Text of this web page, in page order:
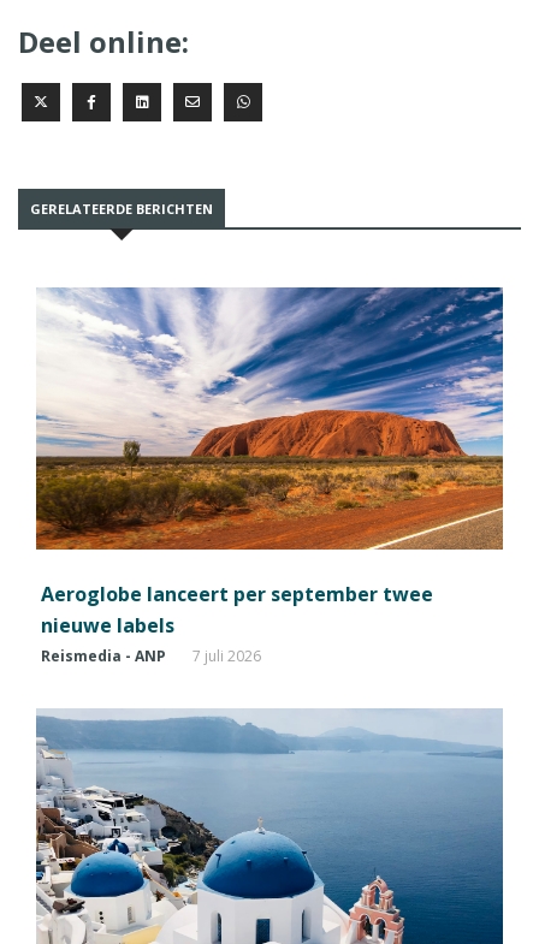
Deel online:
GERELATEERDE BERICHTEN
Aeroglobe lanceert per september twee
nieuwe labels
Reismedia - ANP 7 juli 2026